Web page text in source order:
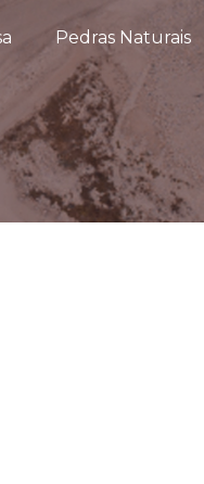
Pedras Naturais